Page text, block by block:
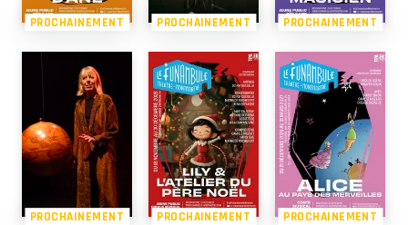
PROCHAINEMENT PROCHAINEMENT PROCHAINEMENT
PROCHAINEMENT PROCHAINEMENT PROCHAINEMENT